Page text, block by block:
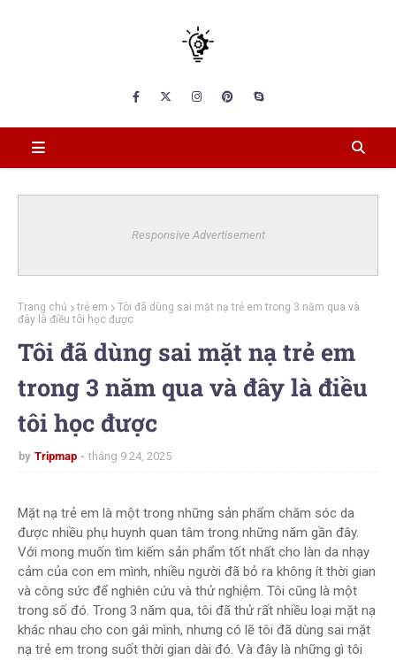
Responsive Advertisement
Trang chủ trẻ em
Tôi đã dùng sai mặt nạ trẻ em trong 3 năm qua và
đây là điều tôi học được
Tôi đã dùng sai mặt nạ trẻ em
trong 3 năm qua và đây là điều
tôi học được
by Tripmap tháng 9 24, 2025
Mặt nạ trẻ em là một trong những sản phẩm chăm sóc da
được nhiều phụ huynh quan tâm trong những năm gần đây.
Với mong muốn tìm kiếm sản phẩm tốt nhất cho làn da nhạy
cảm của con em mình, nhiều người đã bỏ ra không ít thời gian
và công sức để nghiên cứu và thử nghiệm. Tôi cũng là một
trong số đó. Trong 3 năm qua, tôi đã thử rất nhiều loại mặt nạ
khác nhau cho con gái mình, nhưng có lẽ tôi đã dùng sai mặt
nạ trẻ em trong suốt thời gian dài đó. Và đây là những gì tôi